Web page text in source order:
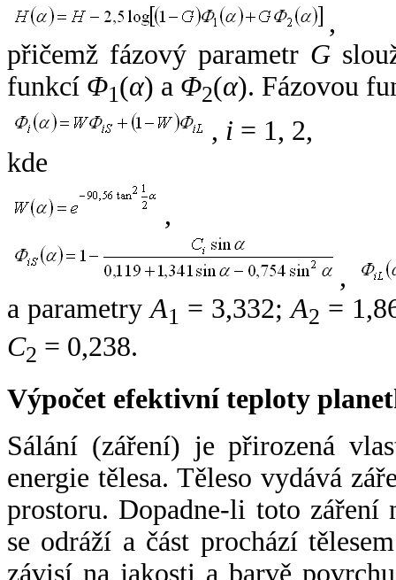
,
přičemž fázový parametr G
funkcí Φ1(α) a Φ2(α). Fázovou
, i = 1, 2,
kde
,
,
a parametryA1 = 3,332;A2 =
C2 = 0,238.
Výpočet efektivní teploty
Sálání (záření) je přirozená
energie tělesa. Těleso vydává
prostoru. Dopadne-li toto záření
se odráží a část prochází
závisí na jakosti a barvě